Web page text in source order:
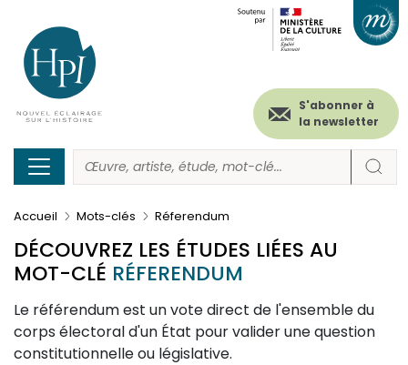
contenu
principal
Menu
secondaire
(header)
S'abonner à
la newsletter
Accueil Mots-clés Réferendum
DÉCOUVREZ LES ÉTUDES LIÉES AU
MOT-CLÉ RÉFERENDUM
Description
Le référendum est un vote direct de l'ensemble du
corps électoral d'un État pour valider une question
constitutionnelle ou législative.